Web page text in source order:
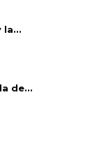
la...
de...